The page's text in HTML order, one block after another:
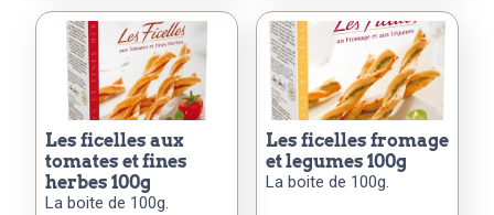
les ficelles aux
tomates et fines
herbes 100g
La boite de 100g.
les ficelles fromage
et legumes 100g
La boite de 100g.